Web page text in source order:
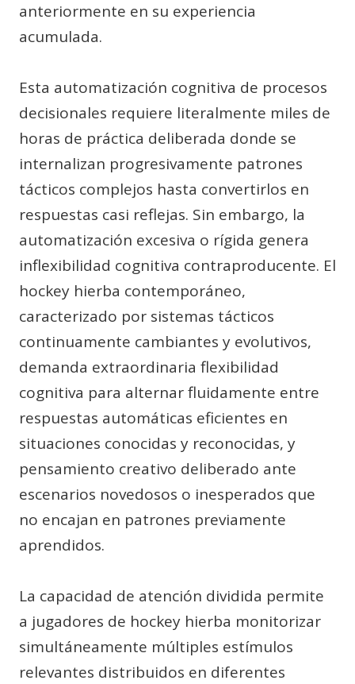
anteriormente en su experiencia
acumulada.
Esta automatización cognitiva de procesos
decisionales requiere literalmente miles de
horas de práctica deliberada donde se
internalizan progresivamente patrones
tácticos complejos hasta convertirlos en
respuestas casi reflejas. Sin embargo, la
automatización excesiva o rígida genera
inflexibilidad cognitiva contraproducente. El
hockey hierba contemporáneo,
caracterizado por sistemas tácticos
continuamente cambiantes y evolutivos,
demanda extraordinaria flexibilidad
cognitiva para alternar fluidamente entre
respuestas automáticas eficientes en
situaciones conocidas y reconocidas, y
pensamiento creativo deliberado ante
escenarios novedosos o inesperados que
no encajan en patrones previamente
aprendidos.
La capacidad de atención dividida permite
a jugadores de hockey hierba monitorizar
simultáneamente múltiples estímulos
relevantes distribuidos en diferentes